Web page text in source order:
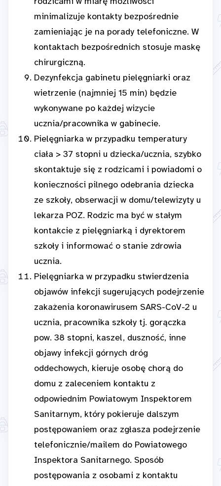
rodzicami w miarę możliwości
minimalizuje kontakty bezpośrednie
zamieniając je na porady telefoniczne. W
kontaktach bezpośrednich stosuje maskę
chirurgiczną.
Dezynfekcja gabinetu pielęgniarki oraz
wietrzenie (najmniej 15 min) będzie
wykonywane po każdej wizycie
ucznia/pracownika w gabinecie.
Pielęgniarka w przypadku temperatury
ciała > 37 stopni u dziecka/ucznia, szybko
skontaktuje się z rodzicami i powiadomi o
konieczności pilnego odebrania dziecka
ze szkoły, obserwacji w domu/telewizyty u
lekarza POZ. Rodzic ma być w stałym
kontakcie z pielęgniarką i dyrektorem
szkoły i informować o stanie zdrowia
ucznia.
Pielęgniarka w przypadku stwierdzenia
objawów infekcji sugerujących podejrzenie
zakażenia koronawirusem SARS-CoV-2 u
ucznia, pracownika szkoły tj. gorączka
pow. 38 stopni, kaszel, duszność, inne
objawy infekcji górnych dróg
oddechowych, kieruje osobę chorą do
domu z zaleceniem kontaktu z
odpowiednim Powiatowym Inspektorem
Sanitarnym, który pokieruje dalszym
postępowaniem oraz zgłasza podejrzenie
telefonicznie/mailem do Powiatowego
Inspektora Sanitarnego. Sposób
postępowania z osobami z kontaktu